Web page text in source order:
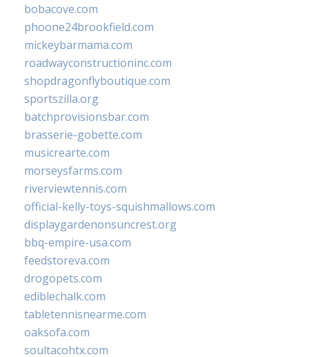
bobacove.com
phoone24brookfield.com
mickeybarmama.com
roadwayconstructioninc.com
shopdragonflyboutique.com
sportszilla.org
batchprovisionsbar.com
brasserie-gobette.com
musicrearte.com
morseysfarms.com
riverviewtennis.com
official-kelly-toys-squishmallows.com
displaygardenonsuncrest.org
bbq-empire-usa.com
feedstoreva.com
drogopets.com
ediblechalk.com
tabletennisnearme.com
oaksofa.com
soultacohtx.com